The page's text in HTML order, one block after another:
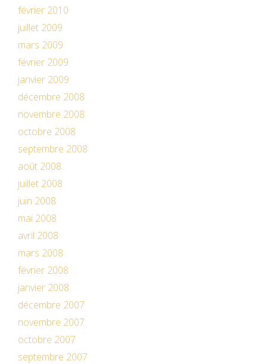
février 2010
juillet 2009
mars 2009
février 2009
janvier 2009
décembre 2008
novembre 2008
octobre 2008
septembre 2008
août 2008
juillet 2008
juin 2008
mai 2008
avril 2008
mars 2008
février 2008
janvier 2008
décembre 2007
novembre 2007
octobre 2007
septembre 2007